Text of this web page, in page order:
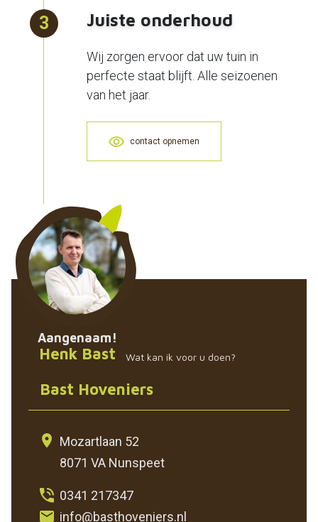
3 Juiste onderhoud
Wij zorgen ervoor dat uw tuin in
perfecte staat blijft. Alle seizoenen
van het jaar.
contact opnemen
Aangenaam!
Henk Bast Wat kan ik voor u doen?
Bast Hoveniers
Mozartlaan 52
8071 VA Nunspeet
0341 217347
info@basthoveniers.nl